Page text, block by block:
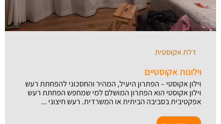
דלת אקוסטית
וילונות אקוסטיים
וילון אקוסטי – הפתרון היעיל, המהיר והחסכוני להפחתת רעש
וילון אקוסטי הוא הפתרון המושלם למי שמחפש הפחתת רעש
אפקטיבית בסביבה הביתית או המשרדית. רעש חיצוני ...